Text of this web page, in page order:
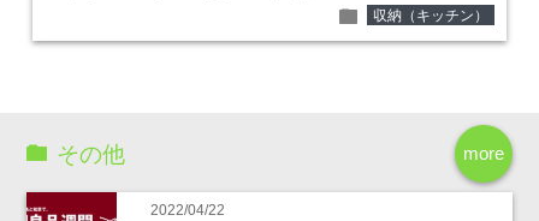
folder 収納（キッチン）
more
その他
2022/04/22